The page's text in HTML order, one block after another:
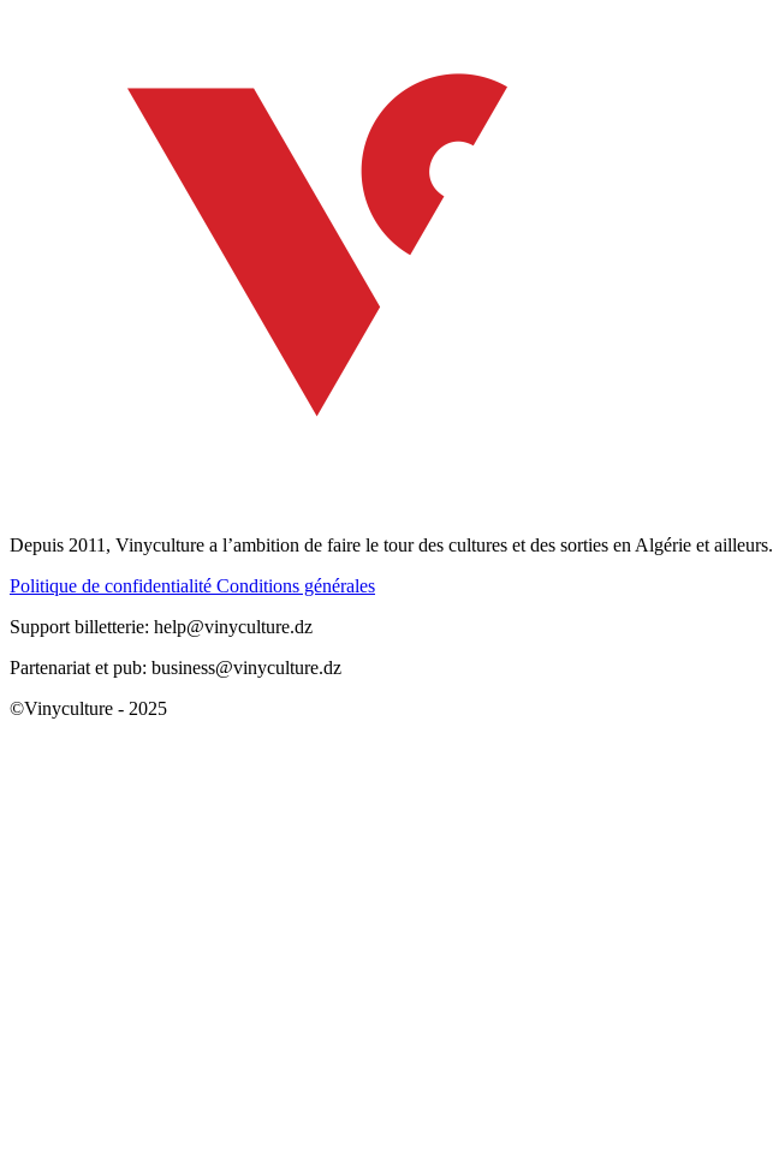
Depuis 2011, Vinyculture a l’ambition de faire le tour des cultures et des sorties en Algérie et ailleurs.
Politique de confidentialité Conditions générales
Support billetterie: help@vinyculture.dz
Partenariat et pub: business@vinyculture.dz
©Vinyculture - 2025